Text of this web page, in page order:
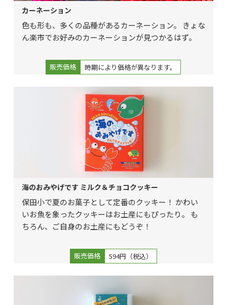
カーネーション
色も形も、多くの品種があるカーネーション。 きょな
ん楽市でお好みのカーネーションが見つかるはず。
販売価格 時期により価格が異なります。
海のおみやげです ミルク＆チョコクッキー
保田小で夏のお菓子として定番のクッキー！ かわい
いお魚を象ったクッキーはお土産にもぴったり。 も
ちろん、ご自身のお土産にもどうぞ！
販売価格 594円（税込）